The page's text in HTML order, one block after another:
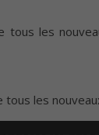
tous les
tous les